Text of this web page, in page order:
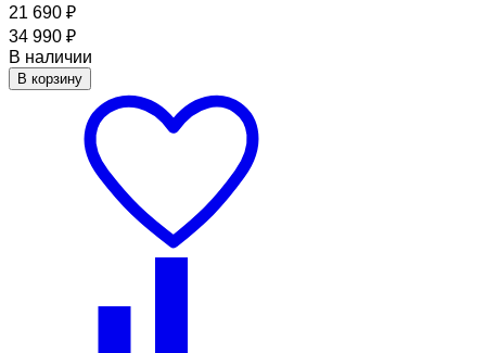
21 690 ₽
34 990 ₽
В наличии
В корзину